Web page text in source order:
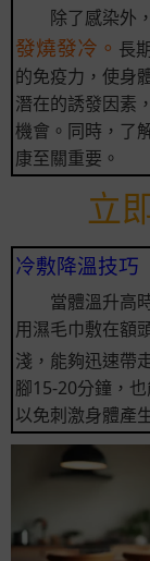
除了感染外
發燒發冷。 長
的免疫力，使身
潛在的誘發因素
機會。同時，了
康至關重要。
立
冷敷降溫技巧
當體溫升高
用濕毛巾敷在額
淺，能夠迅速帶
腳15-20分鐘，
以免刺激身體產